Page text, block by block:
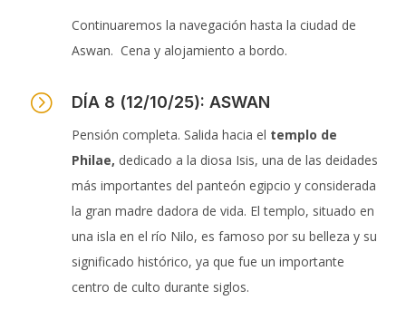
Continuaremos la navegación hasta la ciudad de
Aswan. Cena y alojamiento a bordo.
= DÍA 8 (12/10/25): ASWAN
Pensión completa. Salida hacia el templo de
Philae, dedicado a la diosa Isis, una de las deidades
más importantes del panteón egipcio y considerada
la gran madre dadora de vida. El templo, situado en
una isla en el río Nilo, es famoso por su belleza y su
significado histórico, ya que fue un importante
centro de culto durante siglos.